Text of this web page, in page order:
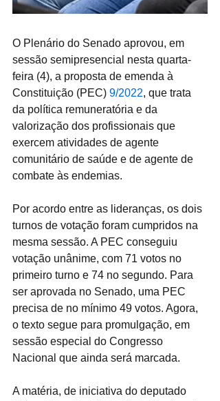
O Plenário do Senado aprovou, em
sessão semipresencial nesta quarta-
feira (4), a proposta de emenda à
Constituição (PEC) 9/2022, que trata
da política remuneratória e da
valorização dos profissionais que
exercem atividades de agente
comunitário de saúde e de agente de
combate às endemias.
Por acordo entre as lideranças, os dois
turnos de votação foram cumpridos na
mesma sessão. A PEC conseguiu
votação unânime, com 71 votos no
primeiro turno e 74 no segundo. Para
ser aprovada no Senado, uma PEC
precisa de no mínimo 49 votos. Agora,
o texto segue para promulgação, em
sessão especial do Congresso
Nacional que ainda será marcada.
A matéria, de iniciativa do deputado